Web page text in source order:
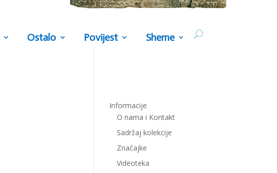
Ostalo Povijest Sheme
Informacije
O nama i Kontakt
Sadržaj kolekcije
Značajke
Videoteka